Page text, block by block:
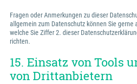
Fragen oder Anmerkungen zu dieser
allgemein zum Datenschutz können Sie gerne
welche Sie Ziffer 2. dieser
richten.
15. Einsatz von Tools
von Drittanbietern